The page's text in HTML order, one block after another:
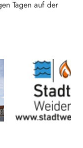
Tagen auf der